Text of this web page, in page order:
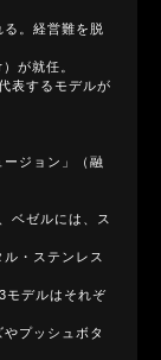
。経営難を脱
が就任。
表するモデルが
ジョン」（融
ベゼルには、ス
・ステンレス
モデルはそれぞ
プッシュボタ